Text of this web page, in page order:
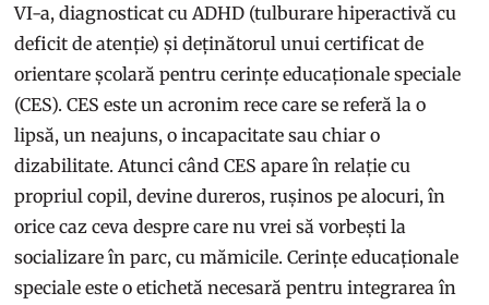
VI-a, diagnosticat cu ADHD (tulburare hiperactivă cu
deficit de atenție) și deținătorul unui certificat de
orientare școlară pentru cerințe educaționale speciale
(CES). CES este un acronim rece care se referă la o
lipsă, un neajuns, o incapacitate sau chiar o
dizabilitate. Atunci când CES apare în relație cu
propriul copil, devine dureros, rușinos pe alocuri, în
orice caz ceva despre care nu vrei să vorbești la
socializare în parc, cu mămicile. Cerințe educaționale
speciale este o etichetă necesară pentru integrarea în